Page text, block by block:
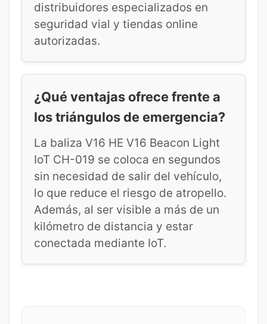
distribuidores especializados en
seguridad vial y tiendas online
autorizadas.
¿Qué ventajas ofrece frente a
los triángulos de emergencia?
La baliza V16 HE V16 Beacon Light
IoT CH-019 se coloca en segundos
sin necesidad de salir del vehículo,
lo que reduce el riesgo de atropello.
Además, al ser visible a más de un
kilómetro de distancia y estar
conectada mediante IoT.